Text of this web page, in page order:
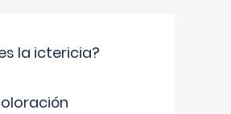
la ictericia?